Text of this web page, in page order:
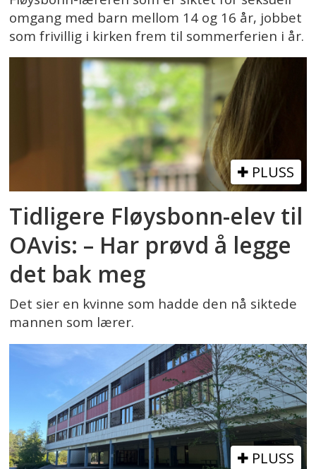
omgang med barn mellom 14 og 16 år, jobbet
som frivillig i kirken frem til sommerferien i år.
PLUSS
Tidligere Fløysbonn-elev til
OAvis: – Har prøvd å legge
det bak meg
Det sier en kvinne som hadde den nå siktede
mannen som lærer.
PLUSS